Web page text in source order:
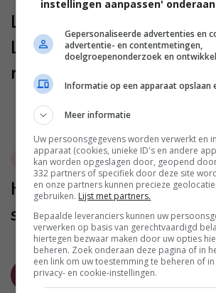
Levensgevaarlijk voor je
Laat deze
rondslingeren
Lifestyle
Hoe kun je jouw
snel laten groeien?
NIEUWER
instellingen aanpassen'
Gepersonaliseerde advertenties en
advertentie- en contentmetingen,
doelgroepenonderzoek en
Informatie op een apparaat opslaan
Meer informatie
Uw persoonsgegevens worden verwerkt en
apparaat (cookies, unieke ID's en andere
kan worden opgeslagen door, geopend
332 partners of specifiek door deze site
en onze partners kunnen precieze
gebruiken. Lijst met partners.
Bepaalde leveranciers kunnen uw
verwerken op basis van gerechtvaardigd
hiertegen bezwaar maken door uw opties
beheren. Zoek onderaan deze pagina of in
een link om uw toestemming te beheren of
privacy- en cookie-instellingen.